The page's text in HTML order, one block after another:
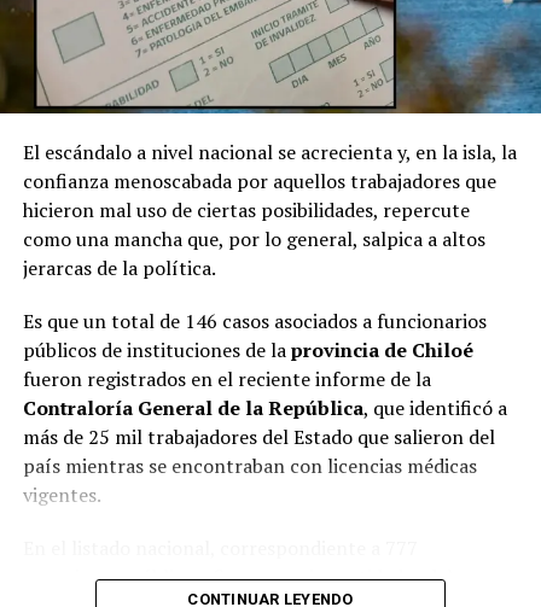
El escándalo a nivel nacional se acrecienta y, en la isla, la
confianza menoscabada por aquellos trabajadores que
hicieron mal uso de ciertas posibilidades, repercute
como una mancha que, por lo general, salpica a altos
jerarcas de la política.
Es que un total de 146 casos asociados a funcionarios
públicos de instituciones de laprovincia de Chiloé
fueron registrados en el reciente informe de la
Contraloría General de la República, que identificó a
más de 25 mil trabajadores del Estado que salieron del
país mientras se encontraban con licencias médicas
vigentes.
organismos públicos, figuran varias entidades del
CONTINUAR LEYENDO